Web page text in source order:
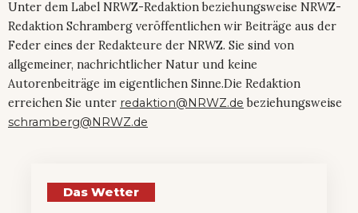
Unter dem Label NRWZ-Redaktion beziehungsweise NRWZ-
Redaktion Schramberg veröffentlichen wir Beiträge aus der
Feder eines der Redakteure der NRWZ. Sie sind von
allgemeiner, nachrichtlicher Natur und keine
Autorenbeiträge im eigentlichen Sinne.Die Redaktion
erreichen Sie unter redaktion@NRWZ.de beziehungsweise
schramberg@NRWZ.de
Das Wetter